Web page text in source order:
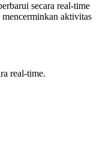
komoditas
secara real-time
aktivitas
real-time.